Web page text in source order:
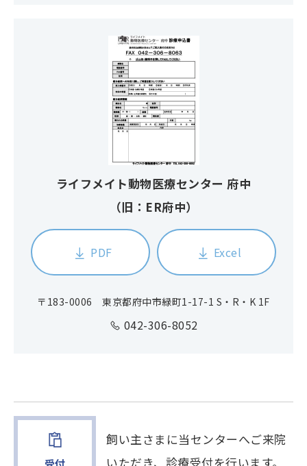
ライフメイト動物医療センター 府中
（旧：ER府中）
PDF Excel
〒183-0006 東京都府中市緑町1-17-1 S・R・K 1F
042-306-8052
飼い主さまに当センターへご来院
いただき、診療受付を行います。